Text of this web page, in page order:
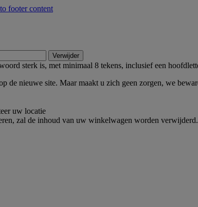
footer content
Verwijder
sterk is, met minimaal 8 tekens, inclusief een
de nieuwe site. Maar maakt u zich geen zorgen, we
uw locatie
zal de inhoud van uw winkelwagen worden